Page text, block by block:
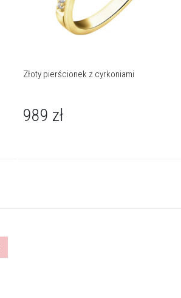
Złoty pierścionek z cyrkoniami
989 zł